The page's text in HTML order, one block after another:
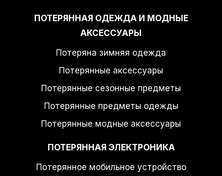
ПОТЕРЯННАЯ ОДЕЖДА И МОДНЫЕ
АКСЕССУАРЫ
Потеряна зимняя одежда
Потерянные аксессуары
Потерянные сезонные предметы
Потерянные предметы одежды
Потерянные модные аксессуары
ПОТЕРЯННАЯ ЭЛЕКТРОНИКА
Потерянное мобильное устройство